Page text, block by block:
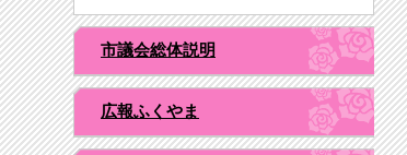
市議会総体説明
広報ふくやま